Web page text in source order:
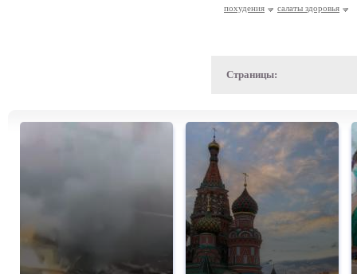
похудения
салаты здоровья
Страницы: